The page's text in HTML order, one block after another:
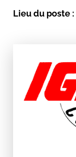
Lieu du poste :